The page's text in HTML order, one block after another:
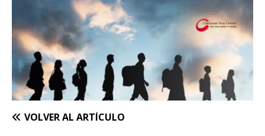
VOLVER AL ARTÍCULO